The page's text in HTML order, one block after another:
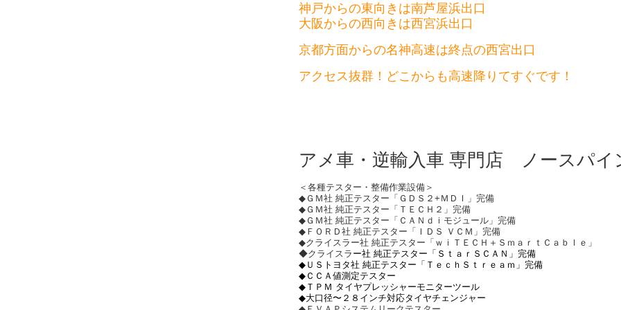
神戸からの東向きは南芦屋浜出口
大阪からの西向きは西宮浜出口
京都方面からの名神高速は終点の西宮出口
アクセス抜群！どこからも高速降りてすぐです！
アメ車・逆輸入車 専門店 ノースパイ
＜各種テスター・整備作業設備＞
◆ＧＭ社 純正テスター「ＧＤＳ２+ＭＤＩ」完備
◆ＧＭ社 純正テスター「ＴＥＣＨ２」完備
◆ＧＭ社 純正テスター「ＣＡＮｄｉモジュール」完備
◆ＦＯＲＤ社 純正テスター「ＩＤＳ ＶＣＭ」完備
◆クライスラー社 純正テスター「ｗｉＴＥＣＨ＋ＳｍａｒｔＣａｂｌｅ」
◆クライスラ ー社 純正テスター「ＳｔａｒＳＣＡＮ」完備
◆ＵＳトヨタ社 純正テスター「ＴｅｃｈＳｔｒｅａｍ」完備
◆ＣＣＡ値測定テスター
◆ＴＰＭ タイヤプレッシャーモニターツール
◆大口径〜２８インチ対応タイヤチェンジャー